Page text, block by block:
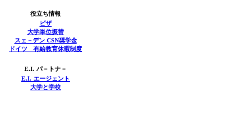
役立ち情報
ビザ
大学単位振替
スェ－デン CSN奨学金
ドイツ 有給教育休暇制度
E.I. パ－トナ－
E.I. エージェント
大学と学校